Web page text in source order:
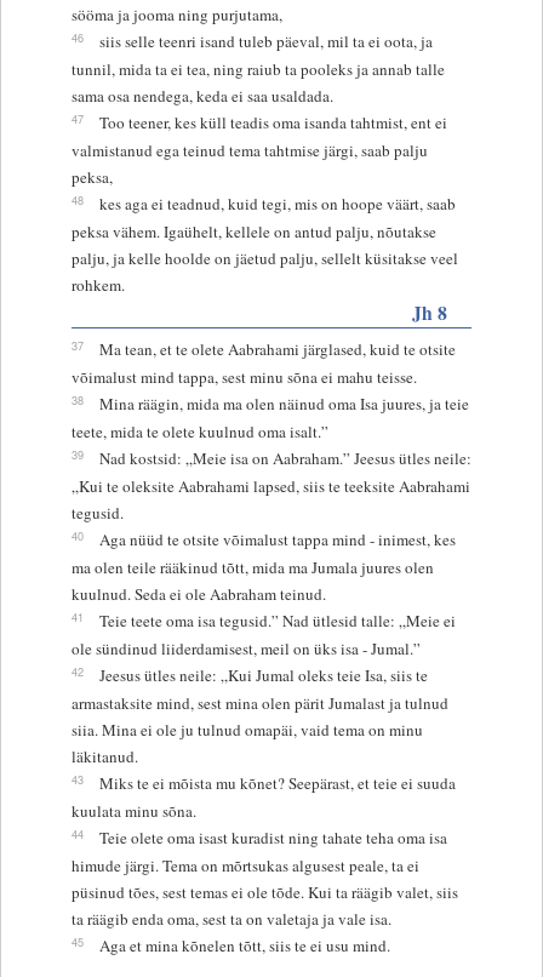
sööma ja jooma ning purjutama,
46
siis selle teenri isand tuleb päeval, mil ta ei oota, ja
tunnil, mida ta ei tea, ning raiub ta pooleks ja annab talle
sama osa nendega, keda ei saa usaldada.
47
Too teener, kes küll teadis oma isanda tahtmist, ent ei
valmistanud ega teinud tema tahtmise järgi, saab palju
peksa,
48
kes aga ei teadnud, kuid tegi, mis on hoope väärt, saab
peksa vähem. Igaühelt, kellele on antud palju, nõutakse
palju, ja kelle hoolde on jäetud palju, sellelt küsitakse veel
rohkem.
Jh 8
37
Ma tean, et te olete Aabrahami järglased, kuid te otsite
võimalust mind tappa, sest minu sõna ei mahu teisse.
38
Mina räägin, mida ma olen näinud oma Isa juures, ja teie
teete, mida te olete kuulnud oma isalt.”
39
Nad kostsid: „Meie isa on Aabraham.” Jeesus ütles neile:
„Kui te oleksite Aabrahami lapsed, siis te teeksite Aabrahami
tegusid.
40
Aga nüüd te otsite võimalust tappa mind - inimest, kes
ma olen teile rääkinud tõtt, mida ma Jumala juures olen
kuulnud. Seda ei ole Aabraham teinud.
41
Teie teete oma isa tegusid.” Nad ütlesid talle: „Meie ei
ole sündinud liiderdamisest, meil on üks isa - Jumal.”
42
Jeesus ütles neile: „Kui Jumal oleks teie Isa, siis te
armastaksite mind, sest mina olen pärit Jumalast ja tulnud
siia. Mina ei ole ju tulnud omapäi, vaid tema on minu
läkitanud.
43
Miks te ei mõista mu kõnet? Seepärast, et teie ei suuda
kuulata minu sõna.
44
Teie olete oma isast kuradist ning tahate teha oma isa
himude järgi. Tema on mõrtsukas algusest peale, ta ei
püsinud tões, sest temas ei ole tõde. Kui ta räägib valet, siis
ta räägib enda oma, sest ta on valetaja ja vale isa.
45 Aga et mina kõnelen tõtt, siis te ei usu mind.